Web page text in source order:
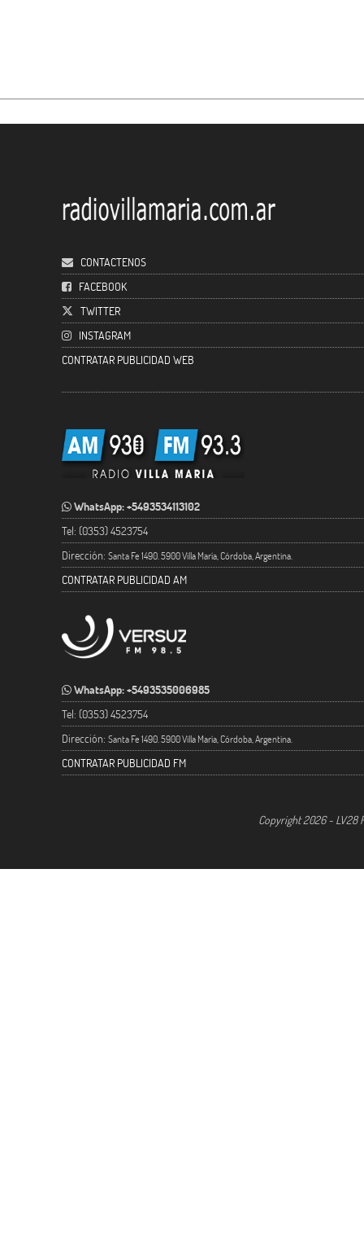
CONTACTENOS
FACEBOOK
TWITTER
INSTAGRAM
CONTRATAR PUBLICIDAD WEB
WhatsApp: +5493534113102
Tel: (0353) 4523754
Dirección: Santa Fe 1490. 5900 Villa María, Córdoba, Argentina.
CONTRATAR PUBLICIDAD AM
WhatsApp: +5493535006985
Tel: (0353) 4523754
Dirección: Santa Fe 1490. 5900 Villa María, Córdoba, Argentina.
CONTRATAR PUBLICIDAD FM
Copyright 2026 - LV28